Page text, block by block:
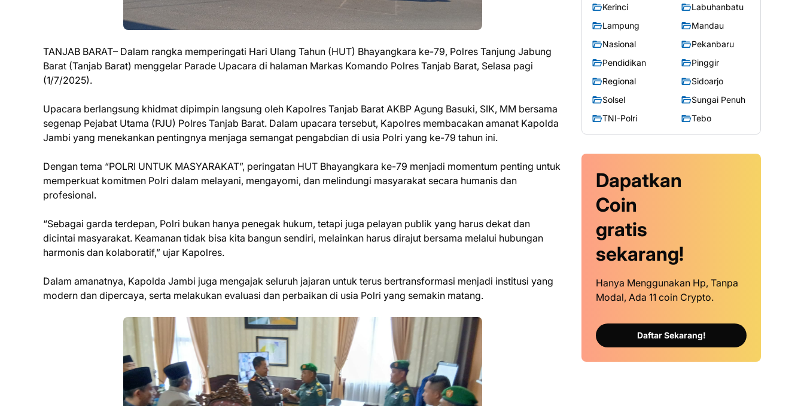
TANJAB BARAT– Dalam rangka memperingati Hari Ulang Tahun (HUT) Bhayangkara ke-79, Polres Tanjung Jabung
Barat (Tanjab Barat) menggelar Parade Upacara di halaman Markas Komando Polres Tanjab Barat, Selasa pagi
(1/7/2025).
Upacara berlangsung khidmat dipimpin langsung oleh Kapolres Tanjab Barat AKBP Agung Basuki, SIK, MM bersama
segenap Pejabat Utama (PJU) Polres Tanjab Barat. Dalam upacara tersebut, Kapolres membacakan amanat Kapolda
Jambi yang menekankan pentingnya menjaga semangat pengabdian di usia Polri yang ke-79 tahun ini.
Dengan tema “POLRI UNTUK MASYARAKAT”, peringatan HUT Bhayangkara ke-79 menjadi momentum penting untuk
memperkuat komitmen Polri dalam melayani, mengayomi, dan melindungi masyarakat secara humanis dan
profesional.
“Sebagai garda terdepan, Polri bukan hanya penegak hukum, tetapi juga pelayan publik yang harus dekat dan
dicintai masyarakat. Keamanan tidak bisa kita bangun sendiri, melainkan harus dirajut bersama melalui hubungan
harmonis dan kolaboratif,” ujar Kapolres.
Dalam amanatnya, Kapolda Jambi juga mengajak seluruh jajaran untuk terus bertransformasi menjadi institusi yang
modern dan dipercaya, serta melakukan evaluasi dan perbaikan di usia Polri yang semakin matang.
Kerinci
Labuhanbatu
Lampung
Mandau
Nasional
Pekanbaru
Pendidikan
Pinggir
Regional
Sidoarjo
Solsel
Sungai Penuh
TNI-Polri
Tebo
Dapatkan
Coin
gratis
sekarang!
Hanya Menggunakan Hp, Tanpa
Modal, Ada 11 coin Crypto.
Daftar Sekarang!